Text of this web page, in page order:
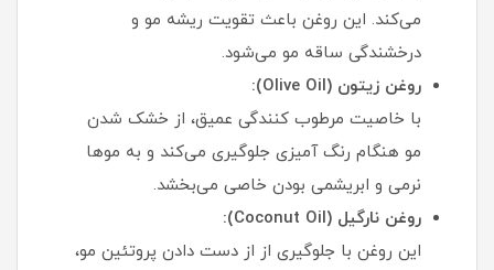
می‌کند. این روغن باعث تقویت ریشه مو و
درخشندگی ساقه مو می‌شود.
روغن زیتون (Olive Oil):
با خاصیت مرطوب کنندگی عمیق، از خشک شدن
مو هنگام رنگ آمیزی جلوگیری می‌کند و به موها
نرمی و ابریشمی بودن خاصی می‌بخشد.
روغن نارگیل (Coconut Oil):
این روغن با جلوگیری از از دست دادن پروتئین مو،